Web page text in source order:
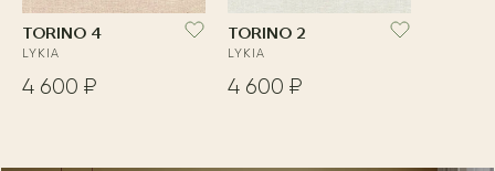
TORINO 4
LYKIA
4 600 ₽
TORINO 2
LYKIA
4 600 ₽